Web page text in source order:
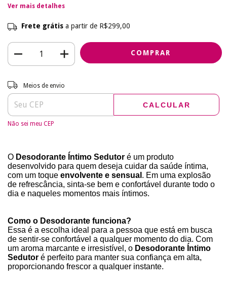
Ver mais detalhes
Frete grátis a partir de R$299,00
Entregas para o CEP:
Meios de envio
CALCULAR
Não sei meu CEP
O Desodorante Íntimo Sedutor é um produto
desenvolvido para quem deseja cuidar da saúde íntima,
com um toque envolvente e sensual . Em uma explosão
de refrescância, sinta-se bem e confortável durante todo o
dia e naqueles momentos mais íntimos.
Como o Desodorante funciona?
Essa é a escolha ideal para a pessoa que está em busca
de sentir-se confortável a qualquer momento do dia. Com
um aroma marcante e irresistível, o Desodorante Íntimo
Sedutor é perfeito para manter sua confiança em alta,
proporcionando frescor a qualquer instante.